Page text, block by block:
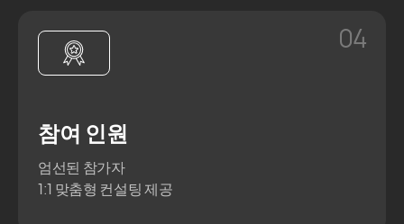
참여 인원
엄선된 참가자
1:1 맞춤형 컨설팅 제공
04